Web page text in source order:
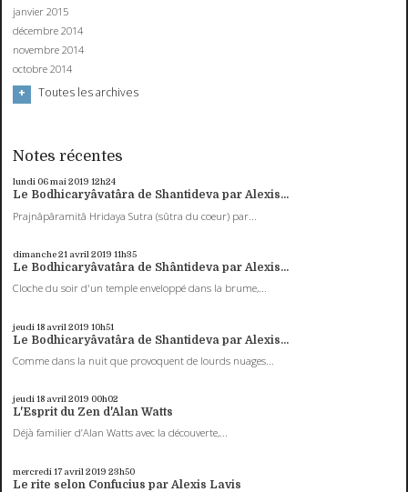
janvier 2015
décembre 2014
novembre 2014
octobre 2014
Toutes les archives
Notes récentes
lundi 06mai 2019 12h24
Le Bodhicaryâvatâra de Shantideva par Alexis...
Prajnâpâramitâ Hridaya Sutra (sûtra du coeur) par...
dimanche 21 avril 2019 11h35
Le Bodhicaryâvatâra de Shântideva par Alexis...
Cloche du soir d'un temple enveloppé dans la brume,...
jeudi 18 avril 2019 10h51
Le Bodhicaryâvatâra de Shantideva par Alexis...
Comme dans la nuit que provoquent de lourds nuages...
jeudi 18 avril 2019 00h02
L'Esprit du Zen d'Alan Watts
Déjà familier d’Alan Watts avec la découverte,...
mercredi 17 avril 2019 23h50
Le rite selon Confucius par Alexis Lavis